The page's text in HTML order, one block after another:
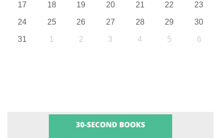
17 18 19 20 21 22 23
24 25 26 27 28 29 30
31 1 2 3 4 5 6